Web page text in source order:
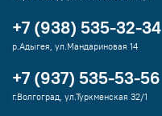
+7 (938) 535-32-34
р.Адыгея, ул.Мандариновая 14
+7 (937) 535-53-56
г.Волгоград, ул.Туркменская 32/1